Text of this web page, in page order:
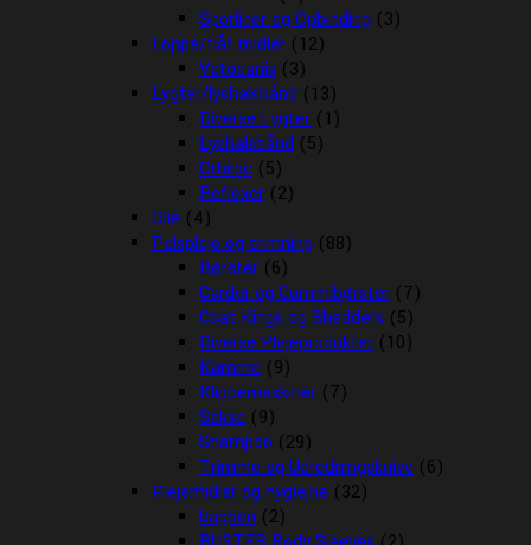
Sporliner og Opbinding (3)
Loppe/flåt midler (12)
Vetocanis (3)
Lygter/lyshalsbånd (13)
Diverse Lygter (1)
Lyshalsbånd (5)
Orbiloc (5)
Reflexer (2)
Olie (4)
Pelspleje og trimning (88)
Børster (6)
Carder og Gummibørster (7)
Coat Kings og Shedders (5)
Diverse Plejeprodukter (10)
Kamme (9)
Klippemaskiner (7)
Sakse (9)
Shampoo (29)
Trimme og Udredningsknive (6)
Plejemidler og hygiejne (32)
bagben (2)